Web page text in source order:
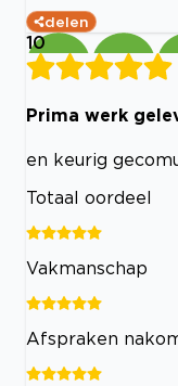
delen
10
Prima werk
en keurig
Totaal oordeel
Vakmanschap
Afspraken